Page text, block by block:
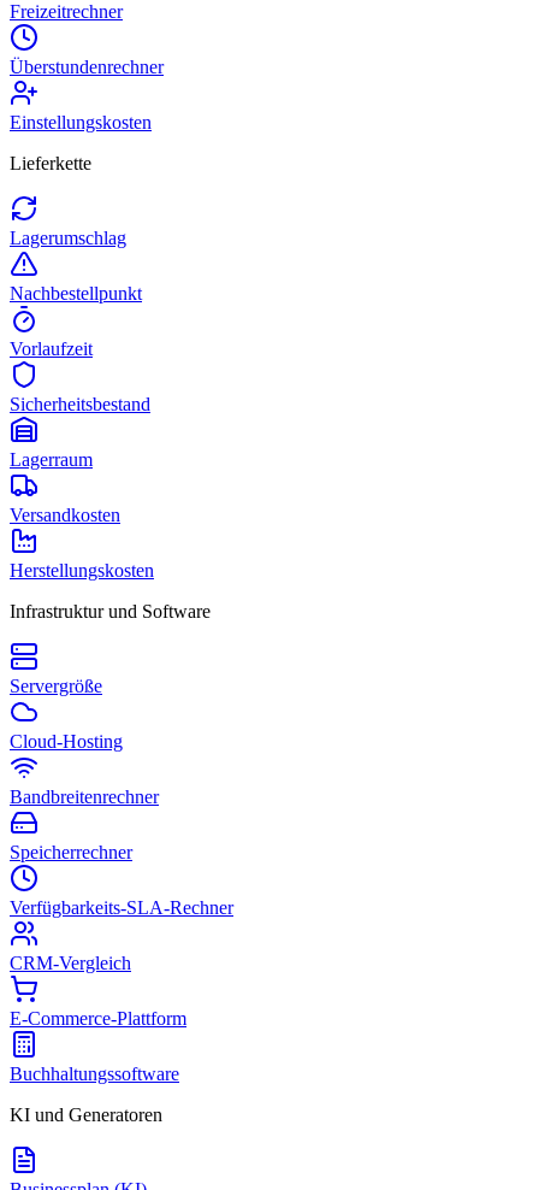
Freizeitrechner
Überstundenrechner
Einstellungskosten
Lieferkette
Lagerumschlag
Nachbestellpunkt
Vorlaufzeit
Sicherheitsbestand
Lagerraum
Versandkosten
Herstellungskosten
Infrastruktur und Software
Servergröße
Cloud-Hosting
Bandbreitenrechner
Speicherrechner
Verfügbarkeits-SLA-Rechner
CRM-Vergleich
E-Commerce-Plattform
Buchhaltungssoftware
KI und Generatoren